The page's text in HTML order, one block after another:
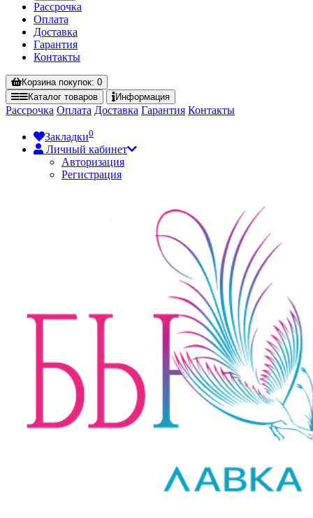
Рассрочка
Оплата
Доставка
Гарантия
Контакты
Корзинапокупок: 0
Каталог товаров Информация
Рассрочка Оплата Доставка Гарантия Контакты
Закладки0
Личный кабинет
Авторизация
Регистрация